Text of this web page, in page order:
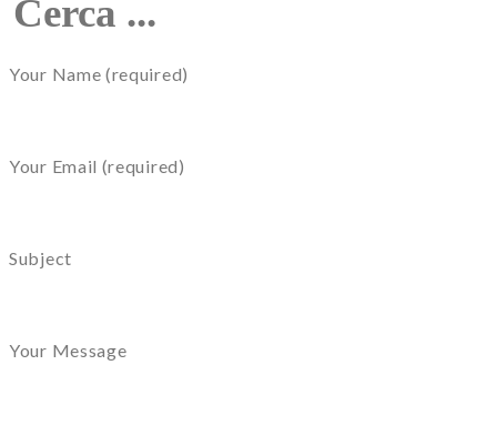
Your Name (required)
Your Email (required)
Subject
Your Message